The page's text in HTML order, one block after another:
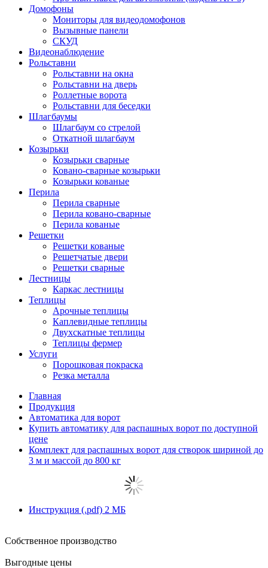
Домофоны
Мониторы для видеодомофонов
Вызывные панели
СКУД
Видеонаблюдение
Рольставни
Рольставни на окна
Рольставни на дверь
Роллетные ворота
Рольставни для беседки
Шлагбаумы
Шлагбаум со стрелой
Откатной шлагбаум
Козырьки
Козырьки сварные
Ковано-сварные козырьки
Козырьки кованые
Перила
Перила сварные
Перила ковано-сварные
Перила кованые
Решетки
Решетки кованые
Решетчатые двери
Решетки сварные
Лестницы
Каркас лестницы
Теплицы
Арочные теплицы
Каплевидные теплицы
Двухскатные теплицы
Теплицы фермер
Услуги
Порошковая покраска
Резка металла
Главная
Продукция
Автоматика для ворот
Купить автоматику для распашных ворот по доступной
цене
Комплект для распашных ворот для створок шириной до
3 м и массой до 800 кг
Инструкция (.pdf) 2 MБ
Собственное производство
Выгодные цены